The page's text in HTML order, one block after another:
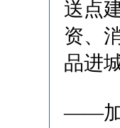
送点
资、
品进
——加